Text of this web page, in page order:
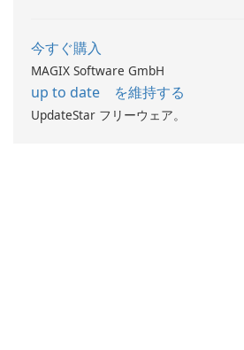
今すぐ購入
MAGIX Software GmbH
up to date を維持する
UpdateStar フリーウェア。